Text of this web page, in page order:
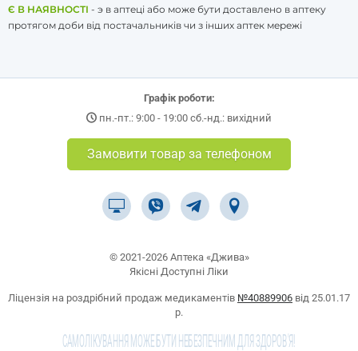
Є В НАЯВНОСТІ - э в аптеці або може бути доставлено в аптеку
протягом доби від постачальників чи з інших аптек мережі
Графік роботи:
пн.-пт.: 9:00 - 19:00 сб.-нд.: вихідний
Замовити товар за телефоном
© 2021-2026 Аптека «Джива»
Якісні Доступні Ліки
Ліцензія на роздрібний продаж медикаментів №40889906 від 25.01.17
р.
САМОЛІКУВАННЯ МОЖЕ БУТИ НЕБЕЗПЕЧНИМ ДЛЯ ЗДОРОВ'Я!